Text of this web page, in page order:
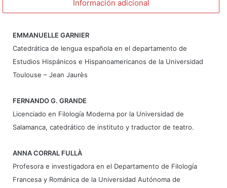
Información adicional
EMMANUELLE GARNIER
Catedrática de lengua española en el departamento de
Estudios Hispánicos e Hispanoamericanos de la Universidad
Toulouse – Jean Jaurès
FERNANDO G. GRANDE
Licenciado en Filología Moderna por la Universidad de
Salamanca, catedrático de instituto y traductor de teatro.
ANNA CORRAL FULLÀ
Profesora e investigadora en el Departamento de Filología
Francesa y Románica de la Universidad Autónoma de